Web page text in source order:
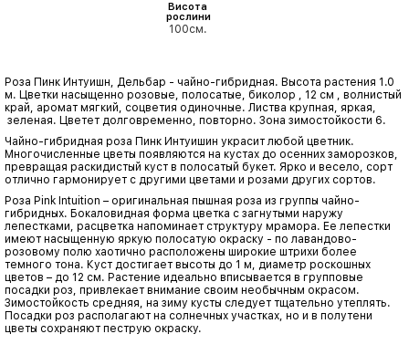
Висота
рослини
100см.
Роза Пинк Интуишн, Дельбар - чайно-гибридная. Высота растения 1.0
м. Цветки насыщенно розовые, полосатые, биколор , 12 см , волнистый
край, аромат мягкий, соцветия одиночные. Листва крупная, яркая,
зеленая. Цветет долговременно, повторно. Зона зимостойкости 6.
Чайно-гибридная роза Пинк Интуишин украсит любой цветник.
Многочисленные цветы появляются на кустах до осенних заморозков,
превращая раскидистый куст в полосатый букет. Ярко и весело, сорт
отлично гармонирует с другими цветами и розами других сортов.
Роза Pink Intuition – оригинальная пышная роза из группы чайно-
гибридных. Бокаловидная форма цветка с загнутыми наружу
лепестками, расцветка напоминает структуру мрамора. Ее лепестки
имеют насыщенную яркую полосатую окраску - по лавандово-
розовому полю хаотично расположены широкие штрихи более
темного тона. Куст достигает высоты до 1 м, диаметр роскошных
цветов – до 12 см. Растение идеально вписывается в групповые
посадки роз, привлекает внимание своим необычным окрасом.
Зимостойкость средняя, на зиму кусты следует тщательно утеплять.
Посадки роз располагают на солнечных участках, но и в полутени
цветы сохраняют пеструю окраску.